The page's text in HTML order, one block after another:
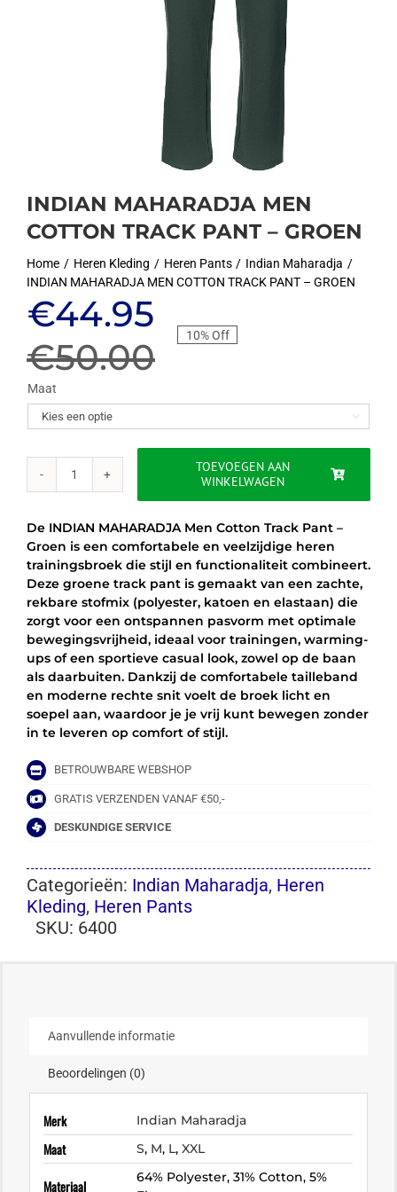
INDIAN MAHARADJA MEN
COTTON TRACK PANT – GROEN
Home Heren Kleding Heren Pants
Indian Maharadja
INDIAN MAHARADJA MEN COTTON TRACK PANT – GROEN
€50.00
Oorspronkelijke
prijs
was:
€50.00.
€44.95
Huidige
prijs
is:
€44.95.
10% Off
Maat

INDIAN
MAHARADJA
TRACK
PANT
aantal
TOEVOEGEN AAN
WINKELWAGEN
De INDIAN MAHARADJA Men Cotton Track Pant –
Groen is een comfortabele en veelzijdige heren
trainingsbroek die stijl en functionaliteit combineert.
Deze groene track pant is gemaakt van een zachte,
rekbare stofmix (polyester, katoen en elastaan) die
zorgt voor een ontspannen pasvorm met optimale
bewegingsvrijheid, ideaal voor trainingen, warming-
ups of een sportieve casual look, zowel op de baan
als daarbuiten. Dankzij de comfortabele tailleband
en moderne rechte snit voelt de broek licht en
soepel aan, waardoor je je vrij kunt bewegen zonder
in te leveren op comfort of stijl.
BETROUWBARE WEBSHOP
GRATIS VERZENDEN VANAF €50,-
DESKUNDIGE SERVICE
Categorieën: Indian Maharadja, Heren
Kleding, Heren Pants
SKU: 6400
Aanvullende informatie
Beoordelingen (0)
Merk Indian Maharadja
Maat S, M, L,XXL
Materiaal
64% Polyester, 31% Cotton, 5%